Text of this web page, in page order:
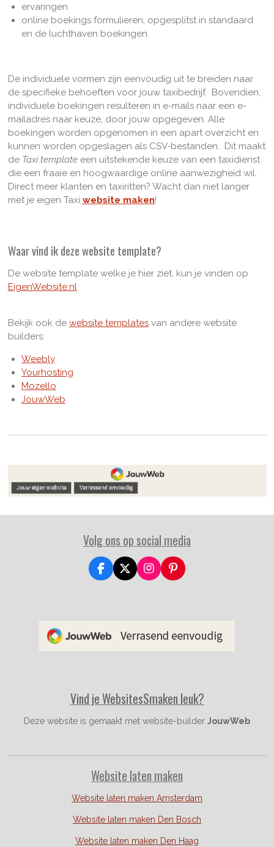
ervaringen
online boekings formulieren, opgesplitst in standaard
en de luchthaven boekingen.
De individuele vormen zijn eenvoudig uit te breiden naar
de specifieke behoeften voor jouw taxibedrijf. Bovendien,
individuele boekingen resulteren in e-mails naar een e-
mailadres naar keuze, door jouw opgegeven. Alle
boekingen worden opgenomen in een apart overzicht en
kunnen worden opgeslagen als CSV-bestanden. Dit maakt
de Taxi templateeen uitstekende keuze van een taxidienst
die een fraaie en hoogwaardige online aanwezigheid wil.
Direct meer klanten en taxiritten? Wacht dan niet langer
met je eigen Taxi website maken!
Waar vind ik deze website template?
De website template welke je hier ziet, kun je vinden op
EigenWebsite.nl
Bekijk ook de website templatesvan andere website
builders:
Weebly
Yourhosting
Mozello
JouwWeb
Volg ons op social media
F
a
o
X
I
n
r
P
i
e
Vind je WebsitesSmaken leuk?
Deze website is gemaakt met website-builder JouwWeb
Website laten maken
Website laten maken Amsterdam
Website laten maken Den Bosch
Website laten maken Den Haag